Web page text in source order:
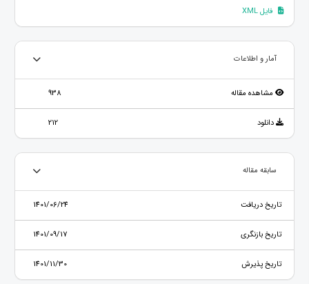
فایل XML
آمار و اطلاعات
مشاهده مقاله 938
دانلود 212
سابقه مقاله
تاریخ دریافت 1401/06/24
تاریخ بازنگری 1401/09/17
تاریخ پذیرش 1401/11/30